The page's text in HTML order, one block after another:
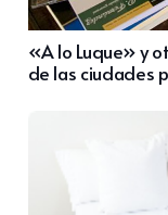
«A lo Luque» y
de las ciudades